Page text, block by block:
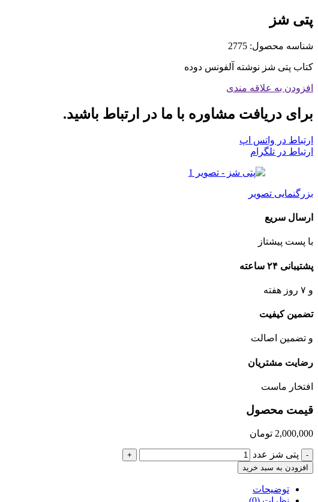
پتی شز
شناسه محصول: 2775
کتاب پتی شز نوشته آلفونس دوده
افزودن به علاقه مندی
برای دریافت مشاوره با ما در ارتباط باشید.
ارتباط در واتس اپ
ارتباط در تلگرام
بزرگنمایی تصویر
ارسال سریع
با پست پیشتاز
پشتیبانی ۲۴ ساعته
و ۷ روز هفته
تضمین کیفیت
و تضمین اصالت
رضایت مشتریان
افتخار ماست
قیمت محصول
2,000,000 تومان
- پتی شز عدد
+
افزودن به سبد خرید
توضیحات